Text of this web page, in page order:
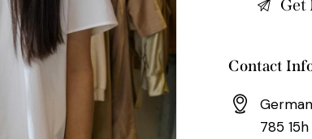
Contact
785